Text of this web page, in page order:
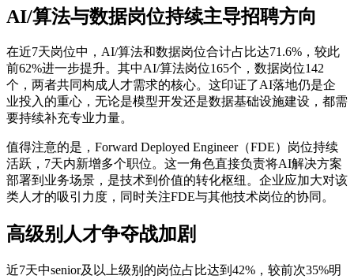
AI/算法与数据岗位持续主导招聘方向
在近7天岗位中，AI/算法和数据岗位合计占比达71.6%，较此
前62%进一步提升。其中AI/算法岗位165个，数据岗位142
个，两者共同构成人才需求的核心。这印证了AI落地仍是企
业投入的重心，无论是模型开发还是数据基础设施建设，都需
要持续补充专业力量。
值得注意的是，Forward Deployed Engineer（FDE）岗位持续
活跃，7天内新增多个职位。这一角色直接负责将AI解决方案
部署到业务场景，是技术到价值的转化枢纽。企业应加大对该
类人才的吸引力度，同时关注FDE与其他技术岗位的协同。
高级别人才争夺战加剧
近7天中senior及以上级别的岗位占比达到42%，较前次35%明